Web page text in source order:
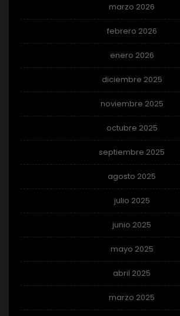
marzo 2026
febrero 2026
enero 2026
diciembre 2025
noviembre 2025
octubre 2025
septiembre 2025
agosto 2025
julio 2025
junio 2025
mayo 2025
abril 2025
marzo 2025